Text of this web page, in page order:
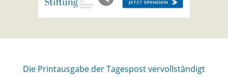
Die Printausgabe der Tagespost vervollständigt